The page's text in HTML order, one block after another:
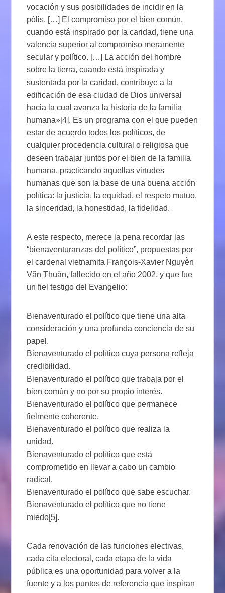
vocación y sus posibilidades de incidir en la
pólis. […] El compromiso por el bien común,
cuando está inspirado por la caridad, tiene una
valencia superior al compromiso meramente
secular y político. […] La acción del hombre
sobre la tierra, cuando está inspirada y
sustentada por la caridad, contribuye a la
edificación de esa ciudad de Dios universal
hacia la cual avanza la historia de la familia
humana»[4]. Es un programa con el que pueden
estar de acuerdo todos los políticos, de
cualquier procedencia cultural o religiosa que
deseen trabajar juntos por el bien de la familia
humana, practicando aquellas virtudes
humanas que son la base de una buena acción
política: la justicia, la equidad, el respeto mutuo,
la sinceridad, la honestidad, la fidelidad.
A este respecto, merece la pena recordar las
“bienaventuranzas del político”, propuestas por
el cardenal vietnamita François-Xavier Nguyễn
Vãn Thuận, fallecido en el año 2002, y que fue
un fiel testigo del Evangelio:
Bienaventurado el político que tiene una alta
consideración y una profunda conciencia de su
papel.
Bienaventurado el político cuya persona refleja
credibilidad.
Bienaventurado el político que trabaja por el
bien común y no por su propio interés.
Bienaventurado el político que permanece
fielmente coherente.
Bienaventurado el político que realiza la
unidad.
Bienaventurado el político que está
comprometido en llevar a cabo un cambio
radical.
Bienaventurado el político que sabe escuchar.
Bienaventurado el político que no tiene
miedo[5].
Cada renovación de las funciones electivas,
cada cita electoral, cada etapa de la vida
pública es una oportunidad para volver a la
fuente y a los puntos de referencia que inspiran